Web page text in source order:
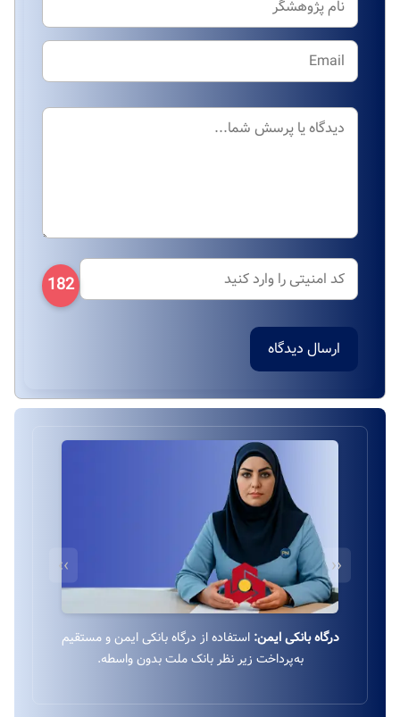
182
ارسال دیدگاه
درگاه بانکی ایمن: استفاده از درگاه بانکی ایمن و مستقیم
به‌پرداخت زیر نظر بانک ملت بدون واسطه.
‹‹
››